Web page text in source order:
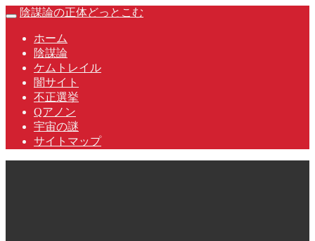
Skip
content
Toggle
陰謀論の正体どっとこむ
ホーム
陰謀論
ケムトレイル
闇サイト
不正選挙
Qアノン
宇宙の謎
サイトマップ